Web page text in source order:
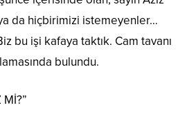
ya da hiçbirimizi istemeyenler…
bu işi kafaya taktık. Cam tavanı
bulundu.
Mİ?”